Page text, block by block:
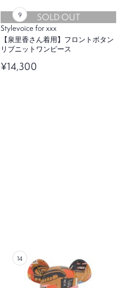
SOLD OUT
Stylevoice for xxx
【泉里香さん着用】フロントボタン
リブニットワンピース
¥14,300